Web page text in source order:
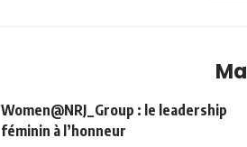
Women@NRJ_Group : le leadership
féminin à l’honneur